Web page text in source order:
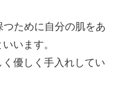
ために自分の肌をあ
います。
優しく手入れしてい